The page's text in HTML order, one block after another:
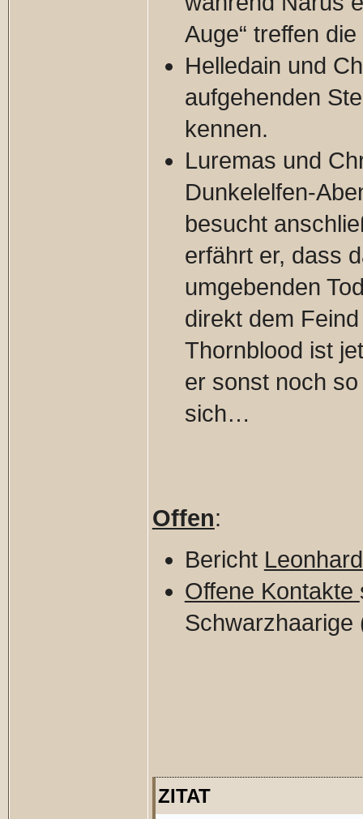
Auge“ treffen
Helledain und
aufgehenden
kennen.
Luremas und
Dunkelelfen-
besucht
erfährt er, dass
umgebenden
direkt dem
Thornblood ist
er sonst noch
sich…
Offen:
Bericht
Offene Kontakte
Schwarzhaarige
ZITAT